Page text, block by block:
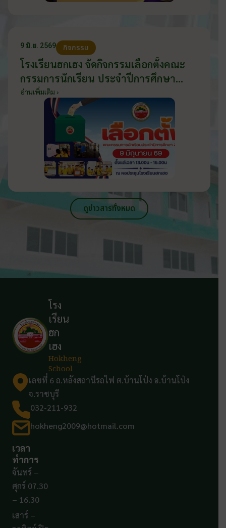
9 มิ.ย. 2569 กิจกรรม
โรงเรียนฮกเฮง จัดกิจกรรมเลือกตั้งคณะ
กรรมการนักเรียน ประจำปีการศึกษา
2569 ส่งเสริมประชาธิปไตยในโรงเรียน
วันที่ 9 มิถุนายน 2569
อ่านเพิ่มเติม ›
ดูข่าวสารทั้งหมด
โรง
เรียน
ฮก
เฮง
Hokheng
School
เลขที่ 6 ถ.หลังสถานีรถไฟ ต.บ้านโป่ง อ.บ้านโป่ง
จ.ราชบุรี
032-211-932
hokheng2009@hotmail.com
เวลา
ทำการ
จันทร์ –
ศุกร์ 07.30
– 16.30
เสาร์ –